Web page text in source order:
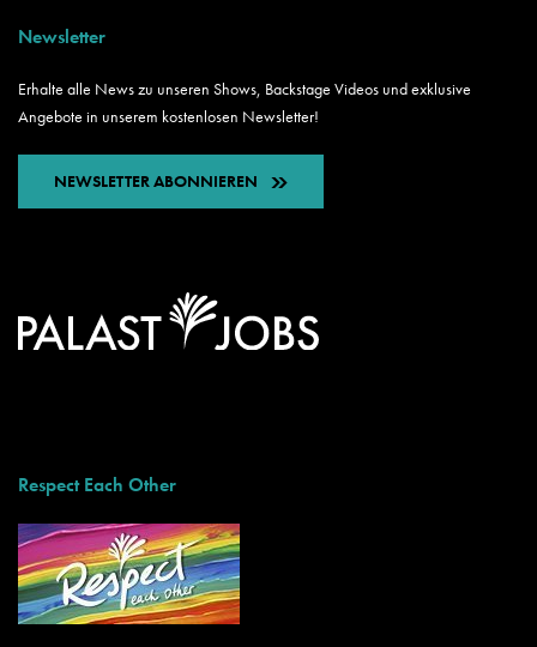
Newsletter
Erhalte alle News zu unseren Shows, Backstage Videos und exklusive
Angebote in unserem kostenlosen Newsletter!
NEWSLETTER ABONNIEREN
Respect Each Other